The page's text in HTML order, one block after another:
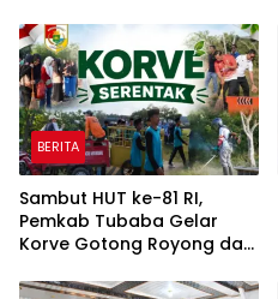
Rp820,3 Miliar
BERITA
Sambut HUT ke-81 RI,
Pemkab Tubaba Gelar
Korve Gotong Royong dan